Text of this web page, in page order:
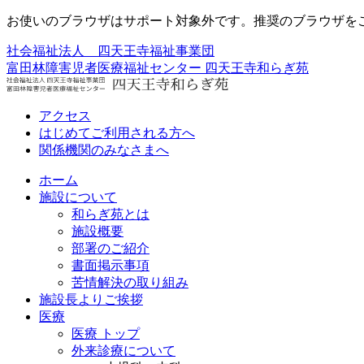
お使いのブラウザはサポート対象外です。推奨のブラウザを
社会福祉法人 四天王寺福祉事業団
富田林障害児者医療福祉センター 四天王寺和らぎ苑
アクセス
はじめてご利用される方へ
関係機関のみなさまへ
ホーム
施設について
和らぎ苑とは
施設概要
部署のご紹介
書面掲示事項
苦情解決の取り組み
施設長よりご挨拶
医療
医療 トップ
外来診療について